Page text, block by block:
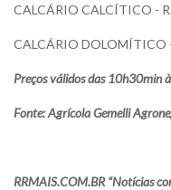
CALCÁRIO CALCÍTICO -
CALCÁRIO DOLOMÍTICO
Preços válidos das 10h30min
Fonte: Agrícola Gemelli
RRMAIS.COM.BR “Notícias